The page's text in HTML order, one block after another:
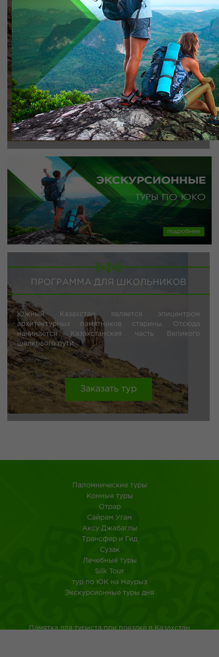
архитектурных памятников старины. Отсюда
начинается Казахстанская часть Великого
шелкового пути.
Важные исторические события в истории
государства ...
от 10200 тг.
Заказать тур
подробнее
ПРОГРАММА ДЛЯ ШКОЛЬНИКОВ
Южный Казахстан является эпицентром
архитектурных памятников старины. Отсюда
начинается Казахстанская часть Великого
шелкового пути.
...
Заказать тур
Паломнические туры
Конные туры
Отрар
Сайрам Угам
Аксу Джабаглы
Трансфер и Гид
Сузак
Лечебные туры
Silk Tour
тур по ЮК на Наурыз
Экскурсионные туры дня
Памятка для туриста при поездке в Казахстан